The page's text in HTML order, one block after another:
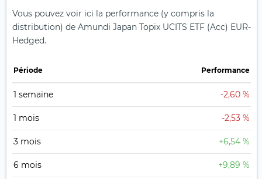
Vous pouvez voir ici la performance (y compris la
distribution) de Amundi Japan Topix UCITS ETF (Acc) EUR-
Hedged.
Période Performance
1 semaine -2,60 %
1 mois -2,53 %
3 mois +6,54 %
6 mois +9,89 %